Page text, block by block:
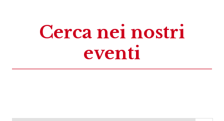
Cerca nei nostri
eventi